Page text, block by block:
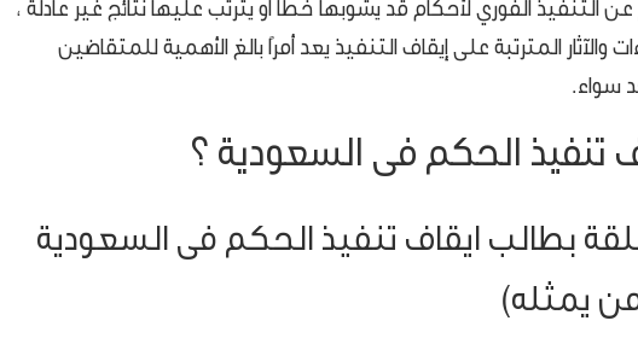
التنفيذ الفوري لأحكام قد يشوبها خطأ أو يترتب عليها نتائج غير عادلة ،
والآثار المترتبة على إيقاف التنفيذ يعد أمرًا بالغ الأهمية للمتقاضين
سواء.
تنفيذ الحكم فى السعودية ؟
بطالب ايقاف تنفيذ الحكم فى السعودية
يمثله)